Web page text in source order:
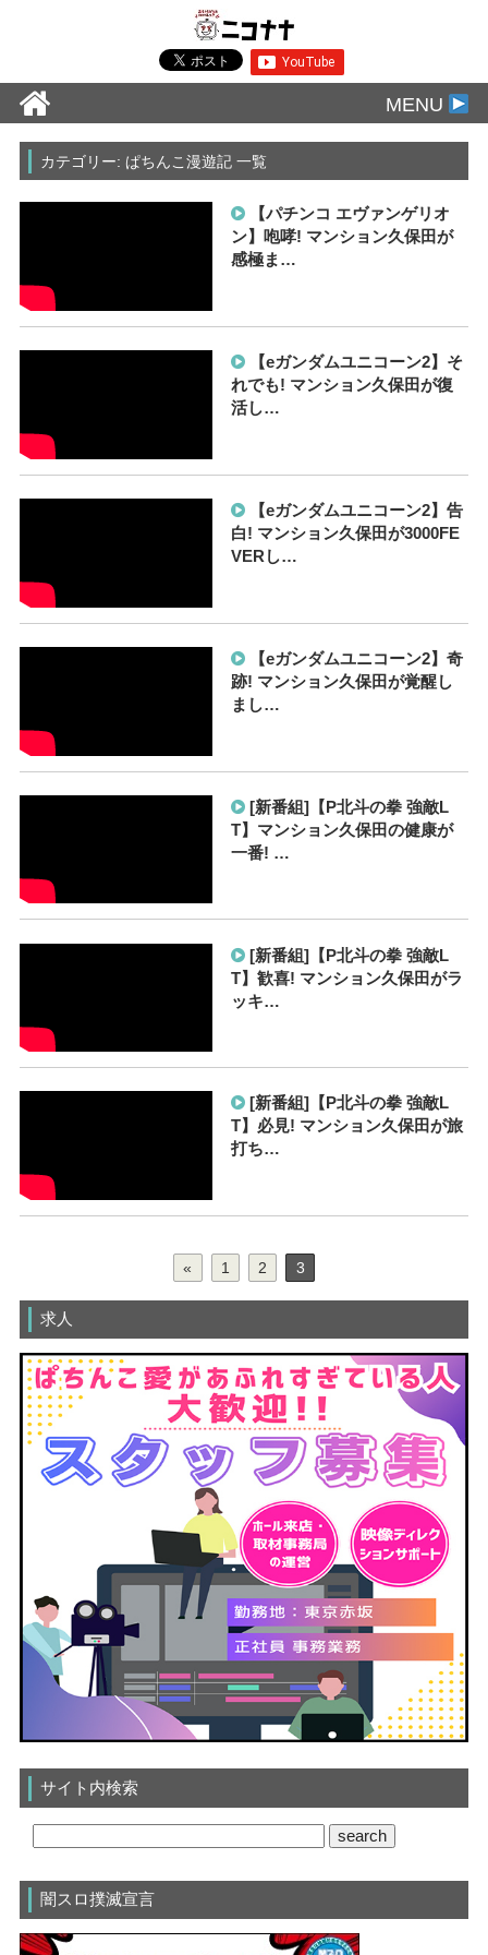
MENU
カテゴリー: ぱちんこ漫遊記 一覧
【パチンコ エヴァンゲリオ
ン】咆哮! マンション久保田が
感極ま…
【eガンダムユニコーン2】そ
れでも! マンション久保田が復
活し…
【eガンダムユニコーン2】告
白! マンション久保田が3000FE
VERし…
【eガンダムユニコーン2】奇
跡! マンション久保田が覚醒し
まし…
[新番組]【P北斗の拳 強敵L
T】マンション久保田の健康が
一番! …
[新番組]【P北斗の拳 強敵L
T】歓喜! マンション久保田がラ
ッキ…
[新番組]【P北斗の拳 強敵L
T】必見! マンション久保田が旅
打ち…
« 1 2 3
求人
サイト内検索
闇スロ撲滅宣言